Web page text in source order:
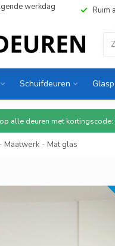
werkdag Ruim
Schuifdeuren
alle deuren met kortingscode:
Maatwerk - Mat glas